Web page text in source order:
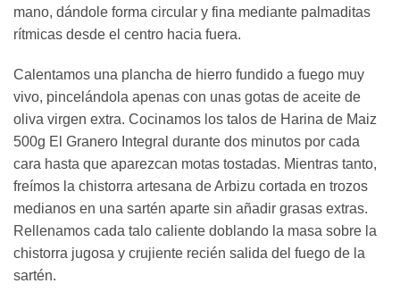
mano, dándole forma circular y fina mediante palmaditas
rítmicas desde el centro hacia fuera.
Calentamos una plancha de hierro fundido a fuego muy
vivo, pincelándola apenas con unas gotas de aceite de
oliva virgen extra. Cocinamos los talos de Harina de Maiz
500g El Granero Integral durante dos minutos por cada
cara hasta que aparezcan motas tostadas. Mientras tanto,
freímos la chistorra artesana de Arbizu cortada en trozos
medianos en una sartén aparte sin añadir grasas extras.
Rellenamos cada talo caliente doblando la masa sobre la
chistorra jugosa y crujiente recién salida del fuego de la
sartén.